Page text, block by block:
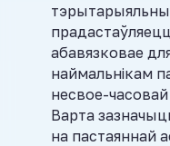
абавязковае
наймальнікам
несвое-
Варта
на пастаяннай